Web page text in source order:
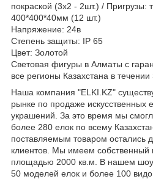
покраской (3x2 - 2шт.) / Пригрузы:
400*400*40мм (12 шт.)
Напряжение: 24в
Степень защиты: IP 65
Цвет: Золотой
Световая фигуры в Алматы с
все регионы Казахстана в течении
Наша компания "ELKI.KZ"
рынке по продаже искусственных
украшений. За это время мы
более 280 елок по всему
поставляемым товаром остались
клиентов. Мы имеем
площадью 2000 кв.м. В нашем
50 моделей елок и более 100